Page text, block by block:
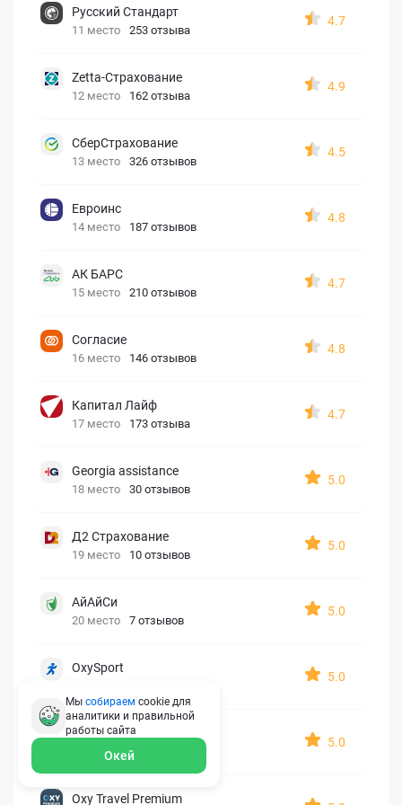
Русский Стандарт
11 место 253 отзыва
4.7
Zetta-Страхование
12 место 162 отзыва
4.9
СберСтрахование
13 место 326 отзывов
4.5
Евроинс
14 место 187 отзывов
4.8
АК БАРС
15 место 210 отзывов
4.7
Согласие
16 место 146 отзывов
4.8
Капитал Лайф
17 место 173 отзыва
4.7
Georgia assistance
18 место 30 отзывов
5.0
Д2 Страхование
19 место 10 отзывов
5.0
АйАйСи
20 место 7 отзывов
5.0
OxySport
5.0
ERGO AXA
22 место 2 отзыва
5.0
Oxy Travel Premium
Мы собираем cookie для
аналитики и правильной
работы сайта
Окей